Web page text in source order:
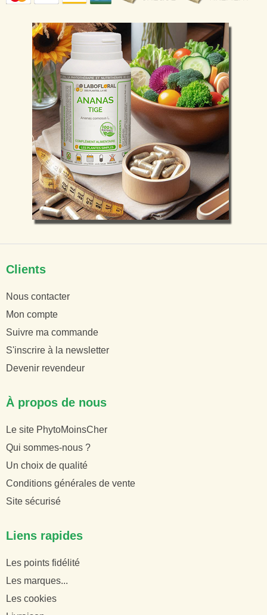
Clients
Nous contacter
Mon compte
Suivre ma commande
S'inscrire à la newsletter
Devenir revendeur
À propos de nous
Le site PhytoMoinsCher
Qui sommes-nous ?
Un choix de qualité
Conditions générales de vente
Site sécurisé
Liens rapides
Les points fidélité
Les marques...
Les cookies